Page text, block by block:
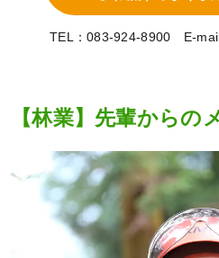
TEL：083-924-8900 E-
【林業】先輩からの